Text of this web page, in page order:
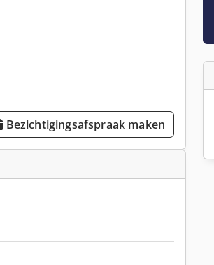
Bezichtigingsafspraak maken